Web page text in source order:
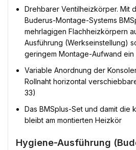
Drehbarer Ventilheizkörper. Mit
Buderus-Montage-Systems
mehrlagigen Flachheizkörpern
Ausführung (Werkseinstellung)
geringem Montage-Aufwand
Variable Anordnung der
Rollnaht horizontal
33)
Das BMSplus-Set und damit die
bleibt am montierten Heizkör
Hygiene-Ausführung